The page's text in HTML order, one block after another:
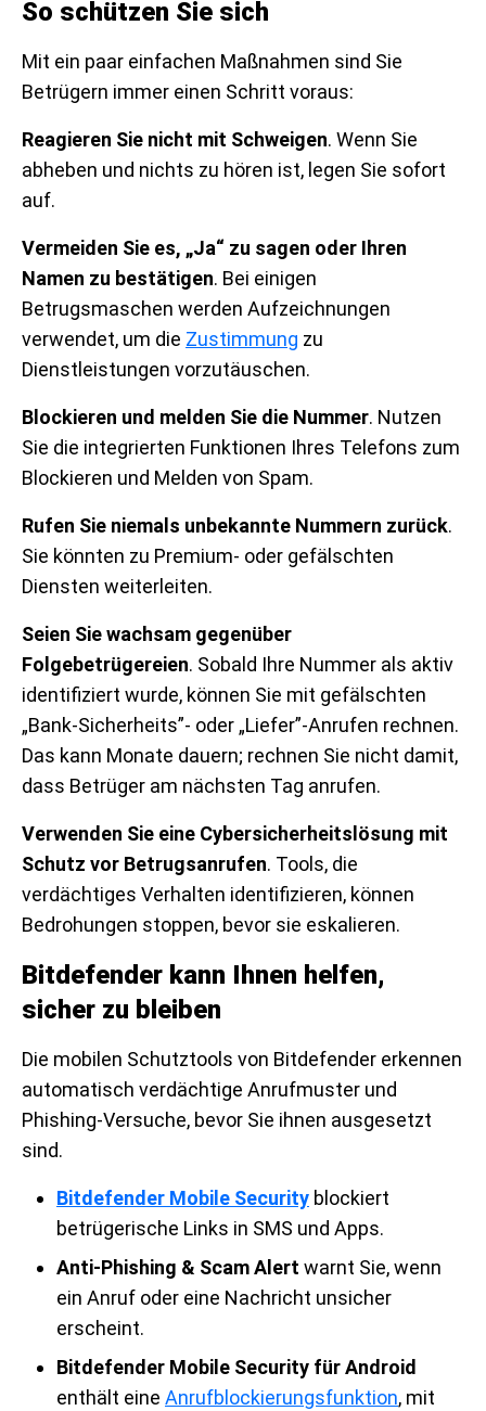
So schützen Sie sich
Mit ein paar einfachen Maßnahmen sind Sie
Betrügern immer einen Schritt voraus:
Reagieren Sie nicht mit Schweigen. Wenn Sie
abheben und nichts zu hören ist, legen Sie sofort
auf.
Vermeiden Sie es, „Ja“ zu sagen oder Ihren
Namen zu bestätigen. Bei einigen
Betrugsmaschen werden Aufzeichnungen
verwendet, um die Zustimmung zu
Dienstleistungen vorzutäuschen.
Blockieren und melden Sie die Nummer. Nutzen
Sie die integrierten Funktionen Ihres Telefons zum
Blockieren und Melden von Spam.
Rufen Sie niemals unbekannte Nummern zurück.
Sie könnten zu Premium- oder gefälschten
Diensten weiterleiten.
Seien Sie wachsam gegenüber
Folgebetrügereien. Sobald Ihre Nummer als aktiv
identifiziert wurde, können Sie mit gefälschten
„Bank-Sicherheits”- oder „Liefer”-Anrufen rechnen.
Das kann Monate dauern; rechnen Sie nicht damit,
dass Betrüger am nächsten Tag anrufen.
Verwenden Sie eine Cybersicherheitslösung mit
Schutz vor Betrugsanrufen. Tools, die
verdächtiges Verhalten identifizieren, können
Bedrohungen stoppen, bevor sie eskalieren.
Bitdefender kann Ihnen helfen,
sicher zu bleiben
Die mobilen Schutztools von Bitdefender erkennen
automatisch verdächtige Anrufmuster und
Phishing-Versuche, bevor Sie ihnen ausgesetzt
sind.
Bitdefender Mobile Security blockiert
betrügerische Links in SMS und Apps.
Anti-Phishing & Scam Alert warnt Sie, wenn
ein Anruf oder eine Nachricht unsicher
erscheint.
Bitdefender Mobile Security für Android
enthält eine Anrufblockierungsfunktion, mit